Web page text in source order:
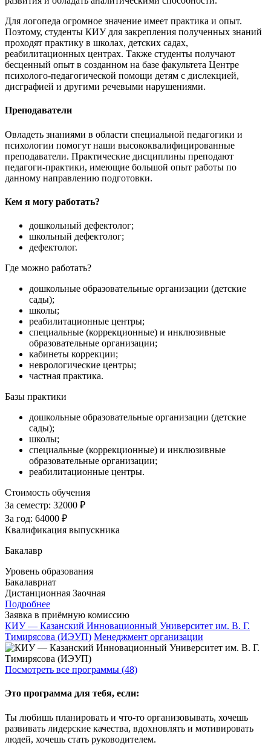
Для логопеда огромное значение имеет практика и опыт.
Поэтому, студенты КИУ для закрепления полученных знаний
проходят практику в школах, детских садах,
реабилитационных центрах. Также студенты получают
бесценный опыт в созданном на базе факультета Центре
психолого-педагогической помощи детям с дислекцией,
дисграфией и другими речевыми нарушениями.
Преподаватели
Овладеть знаниями в области специальной педагогики и
психологии помогут наши высококвалифицированные
преподаватели. Практические дисциплины преподают
педагоги-практики, имеющие большой опыт работы по
данному направлению подготовки.
Кем я могу работать?
дошкольный дефектолог;
школьный дефектолог;
дефектолог.
Где можно работать?
дошкольные образовательные организации (детские
сады);
школы;
реабилитационные центры;
специальные (коррекционные) и инклюзивные
образовательные организации;
кабинеты коррекции;
неврологические центры;
частная практика.
Базы практики
дошкольные образовательные организации (детские
сады);
школы;
специальные (коррекционные) и инклюзивные
образовательные организации;
реабилитационные центры.
Стоимость обучения
За семестр: 32000 ₽
За год: 64000 ₽
Квалификация выпускника
Бакалавр
Уровень образования
Бакалавриат
Дистанционная Заочная
Подробнее
Заявка в приёмную комиссию
КИУ — Казанский Инновационный Университет им. В. Г.
Тимирясова (ИЭУП) Менеджмент организации
Посмотреть все программы (48)
Это программа для тебя, если:
Ты любишь планировать и что-то организовывать, хочешь
развивать лидерские качества, вдохновлять и мотивировать
людей, хочешь стать руководителем.